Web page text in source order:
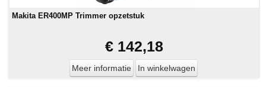
Makita ER400MP Trimmer opzetstuk
€ 142,18
Meer informatie In winkelwagen